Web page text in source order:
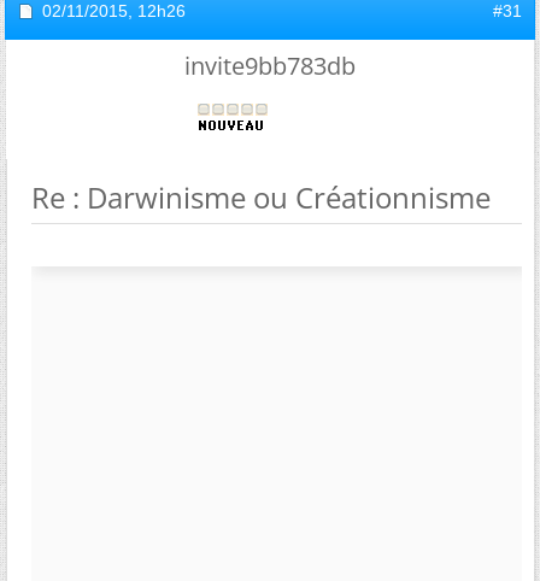
02/11/2015, 12h26 #31
invite9bb783db
Re : Darwinisme ou Créationnisme